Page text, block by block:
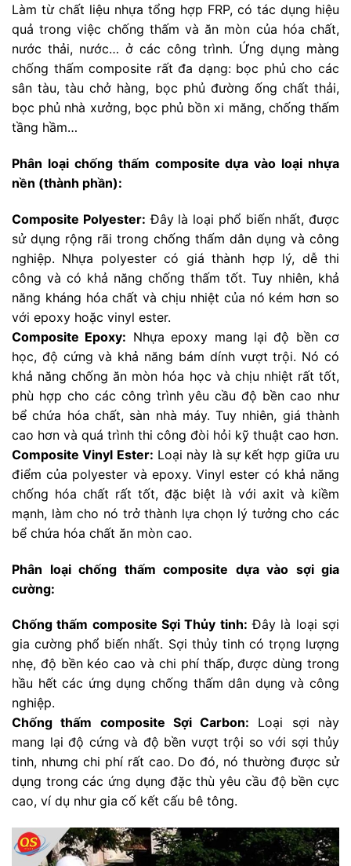
Làm từ chất liệu nhựa tổng hợp FRP, có tác dụng hiệu
quả trong việc chống thấm và ăn mòn của hóa chất,
nước thải, nước… ở các công trình. Ứng dụng màng
chống thấm composite rất đa dạng: bọc phủ cho các
sân tàu, tàu chở hàng, bọc phủ đường ống chất thải,
bọc phủ nhà xưởng, bọc phủ bồn xi măng, chống thấm
tầng hầm…
Phân loại chống thấm composite dựa vào loại nhựa
nền (thành phần):
Composite Polyester: Đây là loại phổ biến nhất, được
sử dụng rộng rãi trong chống thấm dân dụng và công
nghiệp. Nhựa polyester có giá thành hợp lý, dễ thi
công và có khả năng chống thấm tốt. Tuy nhiên, khả
năng kháng hóa chất và chịu nhiệt của nó kém hơn so
với epoxy hoặc vinyl ester.
Composite Epoxy: Nhựa epoxy mang lại độ bền cơ
học, độ cứng và khả năng bám dính vượt trội. Nó có
khả năng chống ăn mòn hóa học và chịu nhiệt rất tốt,
phù hợp cho các công trình yêu cầu độ bền cao như
bể chứa hóa chất, sàn nhà máy. Tuy nhiên, giá thành
cao hơn và quá trình thi công đòi hỏi kỹ thuật cao hơn.
Composite Vinyl Ester: Loại này là sự kết hợp giữa ưu
điểm của polyester và epoxy. Vinyl ester có khả năng
chống hóa chất rất tốt, đặc biệt là với axit và kiềm
mạnh, làm cho nó trở thành lựa chọn lý tưởng cho các
bể chứa hóa chất ăn mòn cao.
Phân loại chống thấm composite dựa vào sợi gia
cường:
Chống thấm composite Sợi Thủy tinh: Đây là loại sợi
gia cường phổ biến nhất. Sợi thủy tinh có trọng lượng
nhẹ, độ bền kéo cao và chi phí thấp, được dùng trong
hầu hết các ứng dụng chống thấm dân dụng và công
nghiệp.
Chống thấm composite Sợi Carbon: Loại sợi này
mang lại độ cứng và độ bền vượt trội so với sợi thủy
tinh, nhưng chi phí rất cao. Do đó, nó thường được sử
dụng trong các ứng dụng đặc thù yêu cầu độ bền cực
cao, ví dụ như gia cố kết cấu bê tông.